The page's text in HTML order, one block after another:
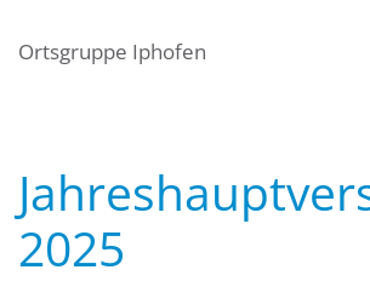
Ortsgruppe Iphofen
2025